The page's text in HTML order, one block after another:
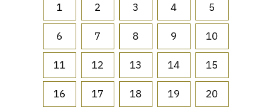
1 2 3 4 5
6 7 8 9 10
11 12 13 14 15
16 17 18 19 20